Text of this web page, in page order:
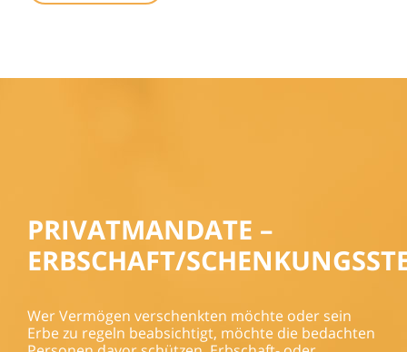
PRIVATMANDATE –
ERBSCHAFT/
Wer Vermögen verschenkten möchte oder sein
Erbe zu regeln beabsichtigt, möchte die bedachten